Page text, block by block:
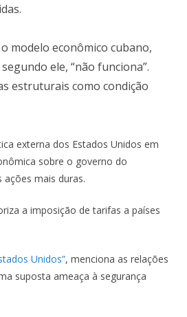
modelo econômico cubano,
ele, “não funciona”.
estruturais como condição
externa dos Estados Unidos em
sobre o governo do
ações mais duras.
a imposição de tarifas a países
Unidos”, menciona as relações
suposta ameaça à segurança